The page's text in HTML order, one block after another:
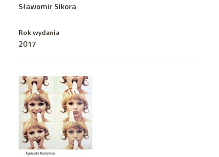
Sławomir Sikora
Rok wydania
2017